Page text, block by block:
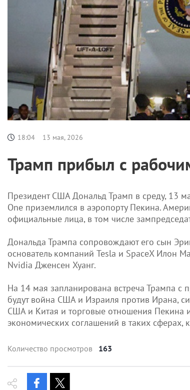
18:04 13 мая, 2026
Трамп прибыл с
Президент США Дональд Трамп в среду, 13
One приземлился в аэропорту Пекина.
официальные лица, в том числе
Дональда Трампа сопровождают его сын
основатель компаний Tesla и SpaceX Илон
Nvidia Дженсен Хуанг.
На 14 мая запланирована встреча Трампа
будут война США и Израиля против Ирана,
США и Китая и торговые отношения Пекина
экономических соглашений в таких ​​сферах,
Количество просмотров 163